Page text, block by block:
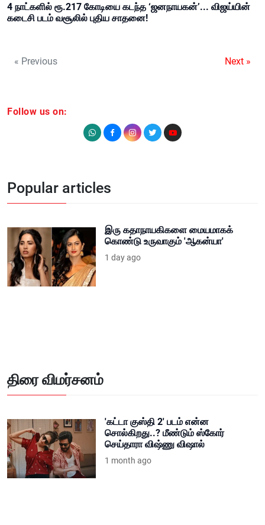
4 நாட்களில் ரூ.217 கோடியை கடந்த ‘ஜனநாயகன்’... விஜய்யின்
கடைசி படம் வசூலில் புதிய சாதனை!
« Previous Next »
Follow us on:
Popular articles
இரு கதாநாயகிகளை மையமாகக்
கொண்டு உருவாகும் 'ஆகன்யா'
1 day ago
திரை விமர்சனம்
'கட்டா குஸ்தி 2' படம் என்ன
சொல்கிறது..? மீண்டும் ஸ்கோர்
செய்தாரா விஷ்ணு விஷால்
1 month ago